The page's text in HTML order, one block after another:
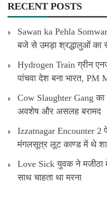
RECENT POSTS
Sawan ka Pehla
बजे से उमड़ा श्रद्धालुओं का
Hydrogen Train ग्रीन
पांचवा देश बना भारत, PM
Cow Slaughter Gang
अवशेष और असलह बरामद
Izzatnagar Encounter 2
मंगलसूत्र लूट काण्‍ड में थे
Love Sick युवक ने मजीठा
साथ चाहता था मरना